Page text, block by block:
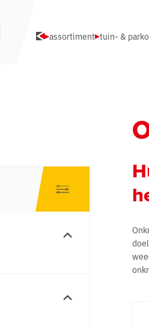
assortiment tuin- &